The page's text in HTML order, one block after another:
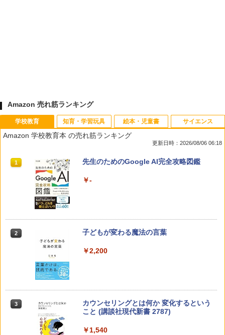
Amazon 売れ筋ランキング
学校教育
Amazon 学校教育本 の売れ筋ランキング
更新日時：2026/08/06 06:18
1 先生のためのGoogle AI完全攻略図鑑
￥-
2 子どもが変わる魔法の言葉
￥2,200
3
カウンセリングとは何か 変化するという
こと (講談社現代新書 2787)
￥1,540
知育・学習玩具 絵本・児童書 サイエンス